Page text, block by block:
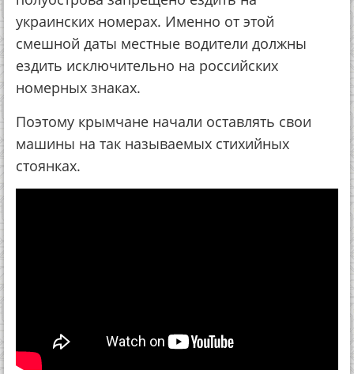
украинских номерах. Именно от этой
смешной даты местные водители должны
ездить исключительно на российских
номерных знаках.
Поэтому крымчане начали оставлять свои
машины на так называемых стихийных
стоянках.